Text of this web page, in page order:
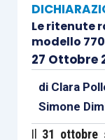
Le ritenute
modello 770
27 Ottobre
di Clara
Simone
Il 31 ottobre